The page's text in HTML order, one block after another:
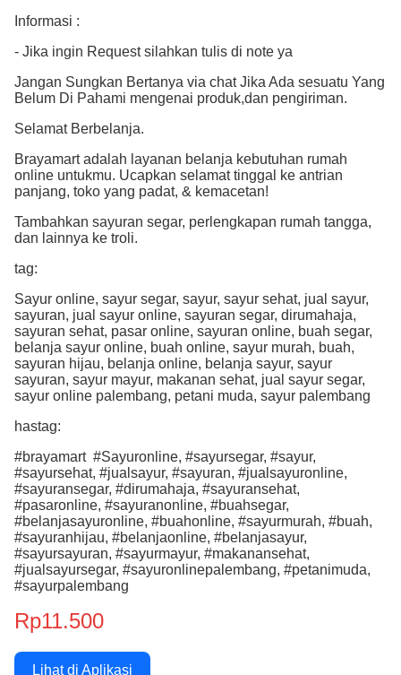
Informasi :
- Jika ingin Request silahkan tulis di note ya
Jangan Sungkan Bertanya via chat Jika Ada sesuatu Yang
Belum Di Pahami mengenai produk,dan pengiriman.
Selamat Berbelanja.
Brayamart adalah layanan belanja kebutuhan rumah
online untukmu. Ucapkan selamat tinggal ke antrian
panjang, toko yang padat, & kemacetan!
Tambahkan sayuran segar, perlengkapan rumah tangga,
dan lainnya ke troli.
tag:
Sayur online, sayur segar, sayur, sayur sehat, jual sayur,
sayuran, jual sayur online, sayuran segar, dirumahaja,
sayuran sehat, pasar online, sayuran online, buah segar,
belanja sayur online, buah online, sayur murah, buah,
sayuran hijau, belanja online, belanja sayur, sayur
sayuran, sayur mayur, makanan sehat, jual sayur segar,
sayur online palembang, petani muda, sayur palembang
hastag:
#brayamart #Sayuronline, #sayursegar, #sayur,
#sayursehat, #jualsayur, #sayuran, #jualsayuronline,
#sayuransegar, #dirumahaja, #sayuransehat,
#pasaronline, #sayuranonline, #buahsegar,
#belanjasayuronline, #buahonline, #sayurmurah, #buah,
#sayuranhijau, #belanjaonline, #belanjasayur,
#sayursayuran, #sayurmayur, #makanansehat,
#jualsayursegar, #sayuronlinepalembang, #petanimuda,
#sayurpalembang
Rp11.500
Lihat di Aplikasi